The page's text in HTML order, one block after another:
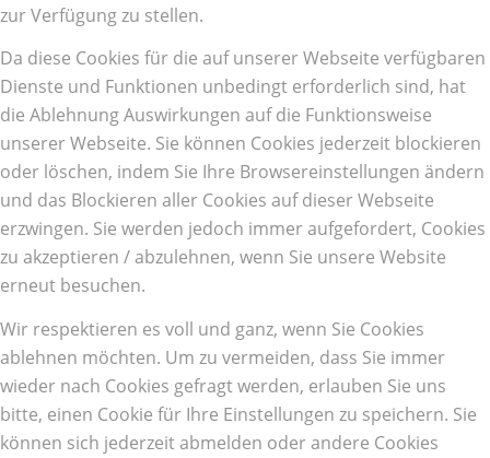
zur Verfügung zu stellen.
Da diese Cookies für die auf unserer Webseite verfügbaren
Dienste und Funktionen unbedingt erforderlich sind, hat
die Ablehnung Auswirkungen auf die Funktionsweise
unserer Webseite. Sie können Cookies jederzeit blockieren
oder löschen, indem Sie Ihre Browsereinstellungen ändern
und das Blockieren aller Cookies auf dieser Webseite
erzwingen. Sie werden jedoch immer aufgefordert, Cookies
zu akzeptieren / abzulehnen, wenn Sie unsere Website
erneut besuchen.
Wir respektieren es voll und ganz, wenn Sie Cookies
ablehnen möchten. Um zu vermeiden, dass Sie immer
wieder nach Cookies gefragt werden, erlauben Sie uns
bitte, einen Cookie für Ihre Einstellungen zu speichern. Sie
können sich jederzeit abmelden oder andere Cookies